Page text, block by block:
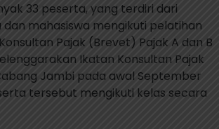
33 peserta, yang terdiri dari
mahasiswa mengikuti pelatihan
Pajak (Brevet) Pajak A dan B
Ikatan Konsultan Pajak
Jambi pada awal September
tersebut mengikuti kelas secara